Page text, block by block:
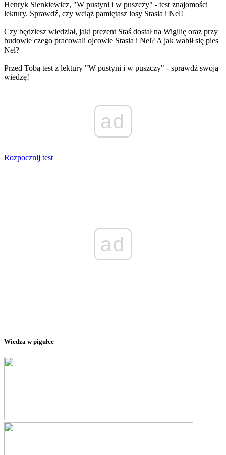
Henryk Sienkiewicz, "W pustyni i w puszczy" - test znajomości
lektury. Sprawdź, czy wciąż pamiętasz losy Stasia i Nel!
Czy będziesz wiedział, jaki prezent Staś dostał na Wigilię oraz przy
budowie czego pracowali ojcowie Stasia i Nel? A jak wabił się pies
Nel?
Przed Tobą test z lektury "W pustyni i w puszczy" - sprawdź swoją
wiedzę!
ad
Rozpocznij test
ad
Wiedza w pigułce